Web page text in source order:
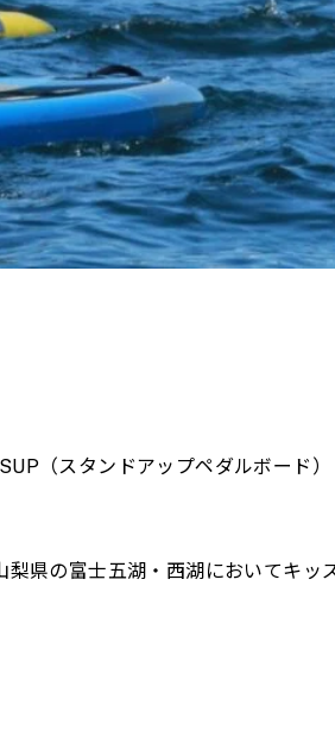
（スタンドアップペダルボード）
県の富士五湖・西湖においてキッ